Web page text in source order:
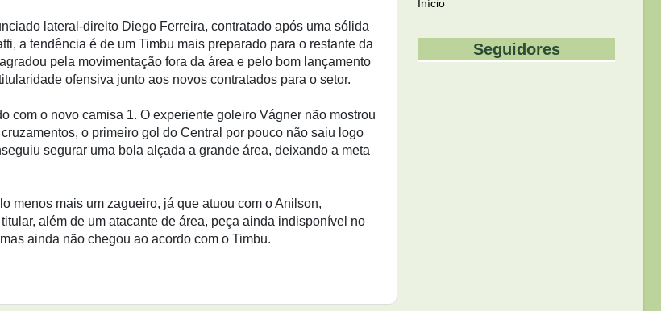
lateral-direito Diego Ferreira, contratado após uma sólida
a tendência é de um Timbu mais preparado para o restante da
pela movimentação fora da área e pelo bom lançamento
ofensiva junto aos novos contratados para o setor.
o novo camisa 1. O experiente goleiro Vágner não mostrou
o primeiro gol do Central por pouco não saiu logo
segurar uma bola alçada a grande área, deixando a meta
menos mais um zagueiro, já que atuou com o Anilson,
além de um atacante de área, peça ainda indisponível no
ainda não chegou ao acordo com o Timbu.
Início
Seguidores